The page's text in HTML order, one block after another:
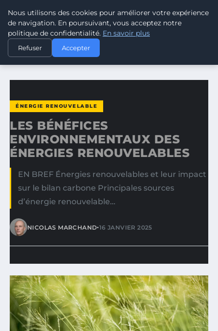
CLIMATE RESPONSE BLOG
ACCUEIL
ÉNERGIE RENOUVELABLE
LES BÉNÉFICES ENVIRONNEMENTAUX DES ÉNERGIES…
ÉNERGIE RENOUVELABLE
LES BÉNÉFICES
ENVIRONNEMENTAUX DES
ÉNERGIES RENOUVELABLES
EN BREF Énergies renouvelables et leur impact
sur le bilan carbone Principales sources
d’énergie renouvelable…
NICOLAS MARCHAND•16 JANVIER 2025
Nous utilisons des cookies pour améliorer votre expérience
de navigation. En poursuivant, vous acceptez notre
politique de confidentialité. En savoir plus
Refuser Accepter